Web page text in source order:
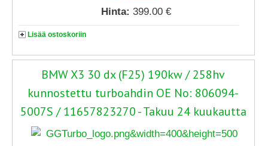
Hinta: 399.00 €
Lisää ostoskoriin
BMW X3 30 dx (F25) 190kw / 258hv
kunnostettu turboahdin OE No: 806094-
5007S / 11657823270 - Takuu 24 kuukautta